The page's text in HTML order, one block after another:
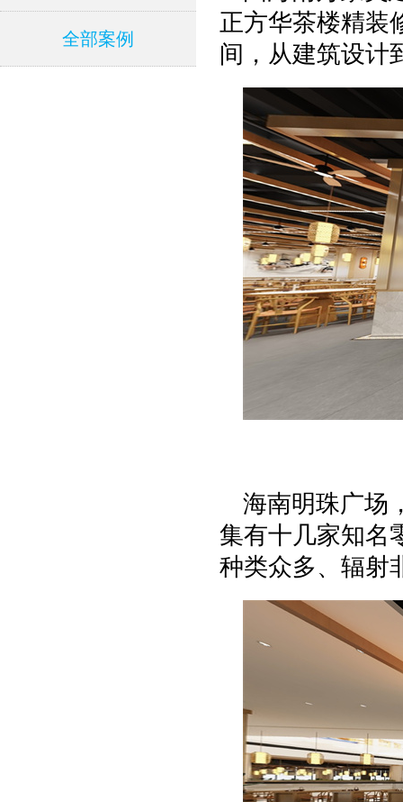
全部案例
正方华茶楼精装
间，从建筑设计
海南明珠广场
集有十几家知名
种类众多、辐射